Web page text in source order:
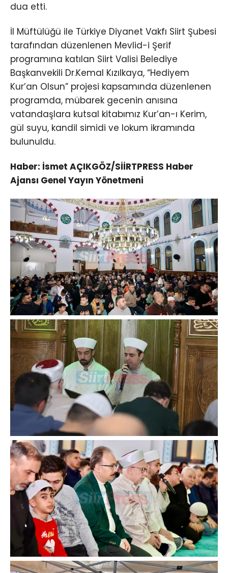
dua etti.
İl Müftülüğü ile Türkiye Diyanet Vakfı Siirt Şubesi
tarafından düzenlenen Mevlid-i Şerif
programına katılan Siirt Valisi Belediye
Başkanvekili Dr.Kemal Kızılkaya, “Hediyem
Kur’an Olsun” projesi kapsamında düzenlenen
programda, mübarek gecenin anısına
vatandaşlara kutsal kitabımız Kur’an-ı Kerim,
gül suyu, kandil simidi ve lokum ikramında
bulunuldu.
Haber: İsmet AÇIKGÖZ/SİİRTPRESS Haber
Ajansı Genel Yayın Yönetmeni